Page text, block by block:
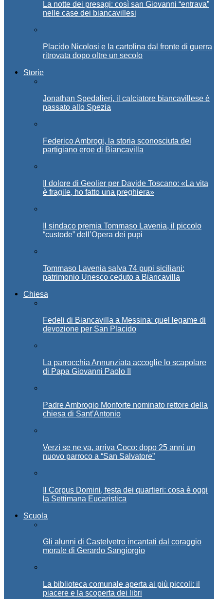
La notte dei presagi: così san Giovanni “entrava”
nelle case dei biancavillesi
Placido Nicolosi e la cartolina dal fronte di guerra
ritrovata dopo oltre un secolo
Storie
Jonathan Spedalieri, il calciatore biancavillese è
passato allo Spezia
Federico Ambrogi, la storia sconosciuta del
partigiano eroe di Biancavilla
Il dolore di Geolier per Davide Toscano: «La vita
è fragile, ho fatto una preghiera»
Il sindaco premia Tommaso Lavenia, il piccolo
“custode” dell’Opera dei pupi
Tommaso Lavenia salva 74 pupi siciliani:
patrimonio Unesco ceduto a Biancavilla
Chiesa
Fedeli di Biancavilla a Messina: quel legame di
devozione per San Placido
La parrocchia Annunziata accoglie lo scapolare
di Papa Giovanni Paolo II
Padre Ambrogio Monforte nominato rettore della
chiesa di Sant’Antonio
Verzì se ne va, arriva Coco: dopo 25 anni un
nuovo parroco a “San Salvatore”
Il Corpus Domini, festa dei quartieri: cosa è oggi
la Settimana Eucaristica
Scuola
Gli alunni di Castelvetro incantati dal coraggio
morale di Gerardo Sangiorgio
La biblioteca comunale aperta ai più piccoli: il
piacere e la scoperta dei libri